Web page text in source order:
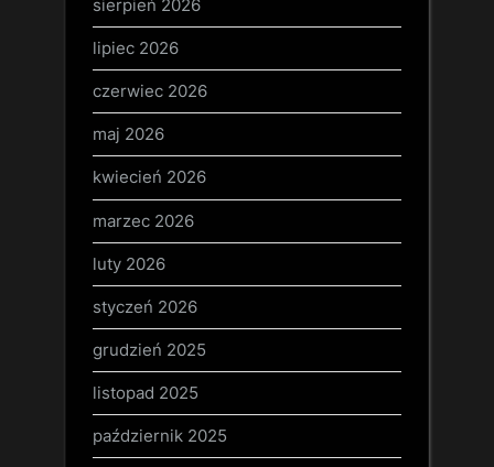
sierpień 2026
lipiec 2026
czerwiec 2026
maj 2026
kwiecień 2026
marzec 2026
luty 2026
styczeń 2026
grudzień 2025
listopad 2025
październik 2025